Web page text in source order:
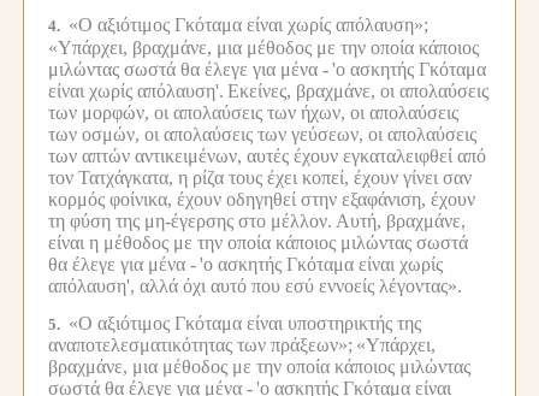
4. «Ο αξιότιμος Γκόταμα είναι χωρίς απόλαυση»;
«Υπάρχει, βραχμάνε, μια μέθοδος με την οποία κάποιος
μιλώντας σωστά θα έλεγε για μένα -'ο ασκητής Γκόταμα
είναι χωρίς απόλαυση'. Εκείνες, βραχμάνε, οι απολαύσεις
των μορφών, οι απολαύσεις των ήχων, οι απολαύσεις
των οσμών, οι απολαύσεις των γεύσεων, οι απολαύσεις
των απτών αντικειμένων, αυτές έχουν εγκαταλειφθεί από
τον Τατχάγκατα, η ρίζα τους έχει κοπεί, έχουν γίνει σαν
κορμός φοίνικα, έχουν οδηγηθεί στην εξαφάνιση, έχουν
τη φύση της μη-έγερσης στο μέλλον. Αυτή, βραχμάνε,
είναι η μέθοδος με την οποία κάποιος μιλώντας σωστά
θα έλεγε για μένα -'ο ασκητής Γκόταμα είναι χωρίς
απόλαυση', αλλά όχι αυτό που εσύ εννοείς λέγοντας».
5. «Ο αξιότιμος Γκόταμα είναι υποστηρικτής της
αναποτελεσματικότητας των πράξεων»; «Υπάρχει,
βραχμάνε, μια μέθοδος με την οποία κάποιος μιλώντας
σωστά θα έλεγε για μένα -'ο ασκητής Γκόταμα είναι